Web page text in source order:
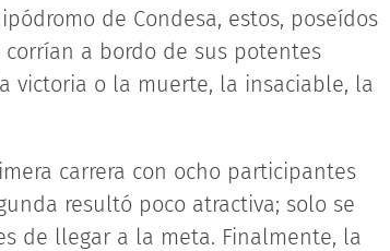
de Condesa, estos, poseídos
a bordo de sus potentes
victoria o la muerte, la insaciable, la
carrera con ocho participantes
resultó poco atractiva; solo se
de llegar a la meta. Finalmente, la